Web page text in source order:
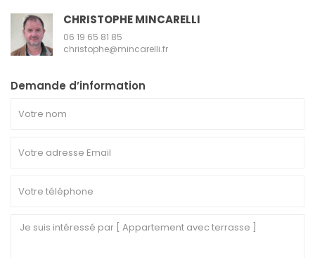
CHRISTOPHE MINCARELLI
06 19 65 81 85
christophe@mincarelli.fr
Demande d’information